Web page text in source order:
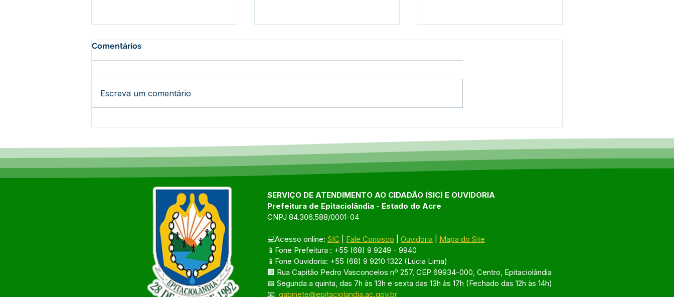
Epitaciolândia Avança com
Obras de Recuperação e
Drenagem por Toda a
Cidade
Epitaciolândia realiza
abertura de rua no bairro da
Glória.
Dezembro e reforça
investimentos em
Comentários
Escreva um comentário
SERVIÇO DE ATENDIMENTO AO CIDADÃO (SIC) E OUVIDORIA
Prefeitura de Epitaciolândia - Estado do Acre
CNPJ 84.306.588/0001-04
💻Acesso online: SIC Fale Conosco Ouvidoria
Mapa do Site
📱Fone Prefeitura : +55 (68) 9 9249 - 9940
📱Fone Ouvidoria: +55 (68) 9 9210 1322 (Lúcia Lima)
🏢 Rua Capitão Pedro Vasconcelos nº 257, CEP 69934-000, Centro, Epitaciolândia
📅 Segunda a quinta, das 7h às 13h e sexta das 13h às 17h (Fechado das 12h às 14h)
📧 gabinete@epitaciolandia.ac.gov.br